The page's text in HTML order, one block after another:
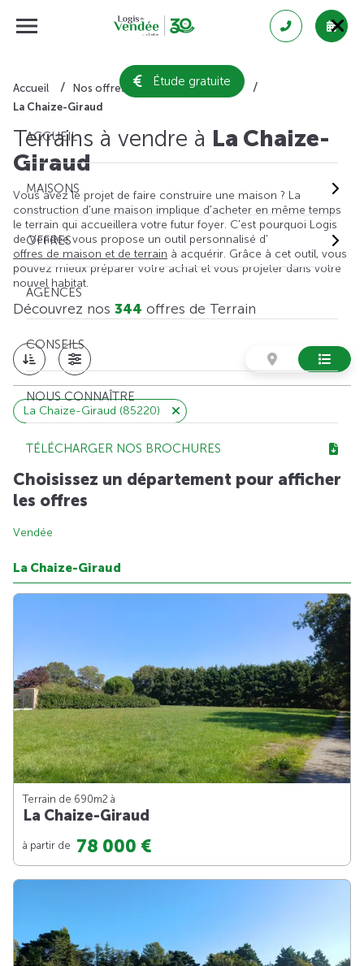
Étude gratuite
ACCUEIL
MAISONS
OFFRES
AGENCES
CONSEILS
NOUS CONNAÎTRE
TÉLÉCHARGER NOS BROCHURES
Accueil Nos offres de terrain
Vendée
La Chaize-Giraud
Terrains à vendre à La Chaize-
Giraud
Vous avez le projet de faire construire une maison ? La
construction d'une maison implique d'acheter en même temps
le terrain qui accueillera votre futur foyer. C'est pourquoi Logis
de Vendée vous propose un outil personnalisé d'
offres de maison et de terrain à acquérir. Grâce à cet outil, vous
pouvez mieux préparer votre achat et vous projeter dans votre
nouvel habitat.
Découvrez nos 344 offres de Terrain
La Chaize-Giraud (85220)
Choisissez un département pour afficher
les offres
Vendée
La Chaize-Giraud
Terrain de 690m2 à
La Chaize-Giraud
à partir de 78 000 €